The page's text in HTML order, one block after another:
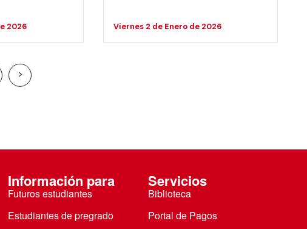
2026 Viernes 2 de Enero de 2026
>
Información para
Futuros estudiantes
Estudiantes de pregrado
Servicios
Biblioteca
Portal de Pagos